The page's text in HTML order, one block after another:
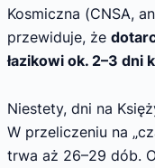
Kosmiczna (CNSA,
przewiduje, że
łazikowi ok. 2–3 dni
Niestety, dni na
W przeliczeniu na
trwa aż 26–29 dób.